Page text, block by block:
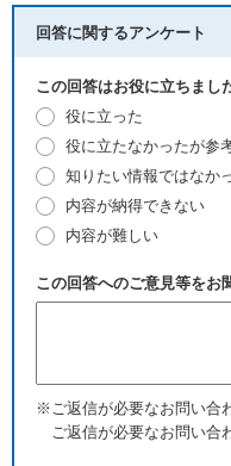
回答に関するアンケート
この回答はお役に立ちまし
役に立った
役に立たなかったが参
知りたい情報ではなか
内容が納得できない
内容が難しい
この回答へのご意見等をお
※ご返信が必要なお問い合
ご返信が必要なお問い合